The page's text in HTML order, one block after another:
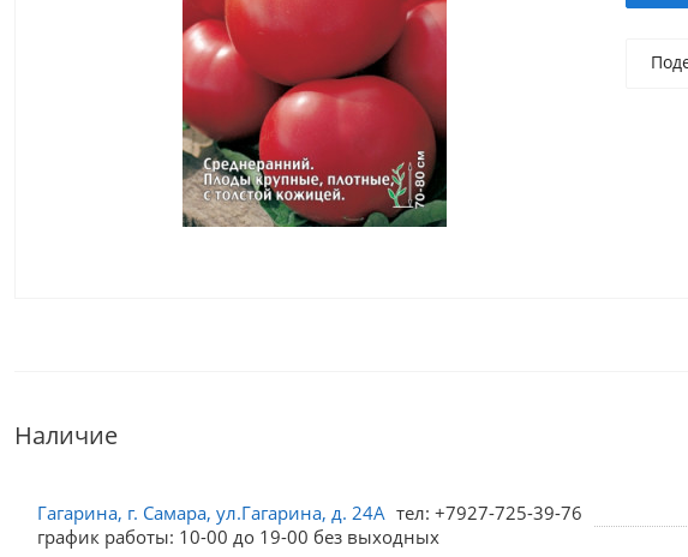
Наличие
Гагарина, г. Самара, ул.Гагарина, д. 24А тел: +7927-725-39-76
график работы: 10-00 до 19-00 без выходных